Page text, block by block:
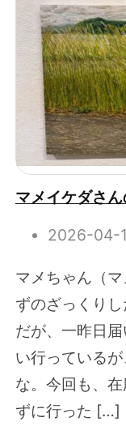
マメイケダさ
2026-04-
マメちゃん（
ずのざっくり
だが、一昨日
い行っている
な。今回も、
ずに行った […]